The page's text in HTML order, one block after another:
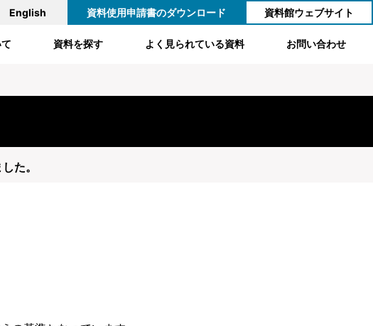
English 資料使用申請書のダウンロード 資料館ウェブサイト
資料を探す よく見られている資料 お問い合わせ
た。